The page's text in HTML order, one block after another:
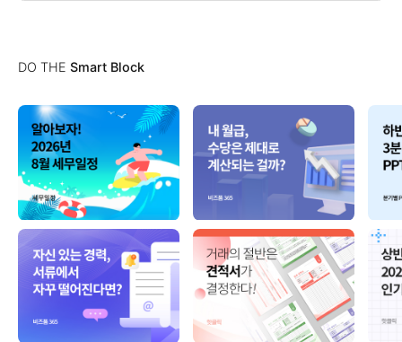
DO THE Smart Block